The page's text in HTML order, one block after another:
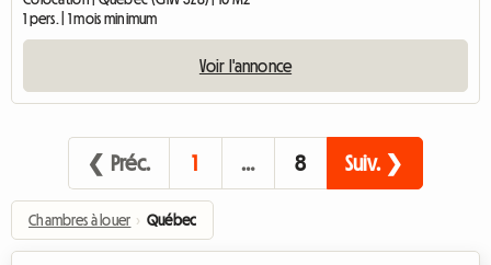
1 pers. | 1 mois minimum
Voir l'annonce
❮ Préc. 1 … 8 Suiv. ❯
Chambres à louer › Québec